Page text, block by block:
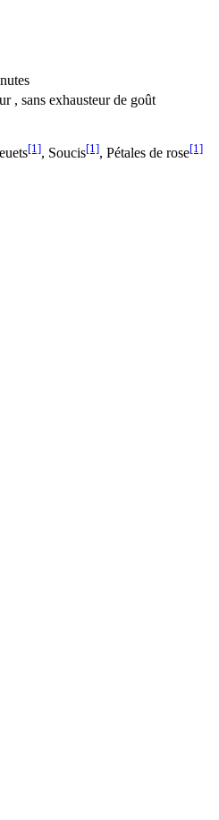
, sans exhausteur de goût
[1], Soucis[1], Pétales de rose[1]